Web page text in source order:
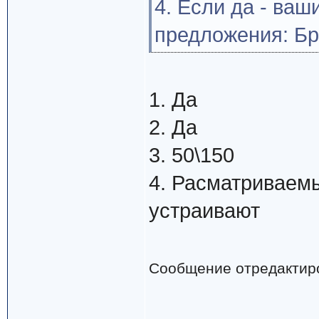
4. Если да -
предложения:
1. Да
2. Да
3. 50\150
4.
устраивают
Сообщение